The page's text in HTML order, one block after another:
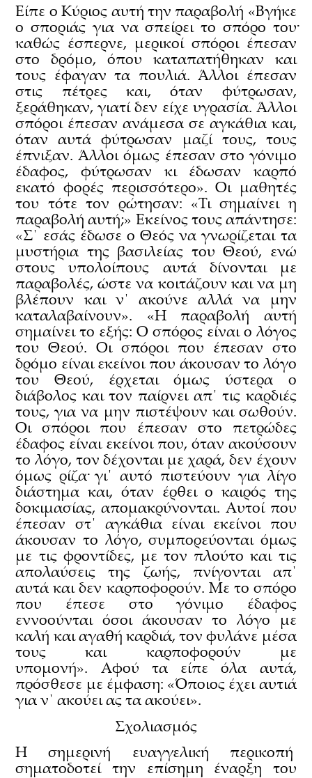
Είπε ο Κύριος αυτή την παραβολή «Βγήκε
ο σποριάς για να σπείρει το σπόρο του·
καθώς έσπερνε, μερικοί σπόροι έπεσαν
στο δρόμο, όπου καταπατήθηκαν και
τους έφαγαν τα πουλιά. Άλλοι έπεσαν
στις πέτρες και, όταν φύτρωσαν,
ξεράθηκαν, γιατί δεν είχε υγρασία. Άλλοι
σπόροι έπεσαν ανάμεσα σε αγκάθια και,
όταν αυτά φύτρωσαν μαζί τους, τους
έπνιξαν. Άλλοι όμως έπεσαν στο γόνιμο
έδαφος, φύτρωσαν κι έδωσαν καρπό
εκατό φορές περισσότερο». Οι μαθητές
του τότε τον ρώτησαν: «Τι σημαίνει η
παραβολή αυτή;» Εκείνος τους απάντησε:
«Σ΄ εσάς έδωσε ο Θεός να γνωρίζεται τα
μυστήρια της βασιλείας του Θεού, ενώ
στους υπολοίπους αυτά δίνονται με
παραβολές, ώστε να κοιτάζουν και να μη
βλέπουν και ν΄ ακούνε αλλά να μην
καταλαβαίνουν». «Η παραβολή αυτή
σημαίνει το εξής: Ο σπόρος είναι ο λόγος
του Θεού. Οι σπόροι που έπεσαν στο
δρόμο είναι εκείνοι που άκουσαν το λόγο
του Θεού, έρχεται όμως ύστερα ο
διάβολος και τον παίρνει απ΄ τις καρδιές
τους, για να μην πιστέψουν και σωθούν.
Οι σπόροι που έπεσαν στο πετρώδες
έδαφος είναι εκείνοι που, όταν ακούσουν
το λόγο, τον δέχονται με χαρά, δεν έχουν
όμως ρίζα· γι΄ αυτό πιστεύουν για λίγο
διάστημα και, όταν έρθει ο καιρός της
δοκιμασίας, απομακρύνονται. Αυτοί που
έπεσαν στ΄ αγκάθια είναι εκείνοι που
άκουσαν το λόγο, συμπορεύονται όμως
με τις φροντίδες, με τον πλούτο και τις
απολαύσεις της ζωής, πνίγονται απ΄
αυτά και δεν καρποφορούν. Με το σπόρο
που έπεσε στο γόνιμο έδαφος
εννοούνται όσοι άκουσαν το λόγο με
καλή και αγαθή καρδιά, τον φυλάνε μέσα
τους και καρποφορούν με
υπομονή». Αφού τα είπε όλα αυτά,
πρόσθεσε με έμφαση: «Όποιος έχει αυτιά
για ν΄ ακούει ας τα ακούει».
Σχολιασμός
Η σημερινή ευαγγελική περικοπή
σηματοδοτεί την επίσημη έναρξη του